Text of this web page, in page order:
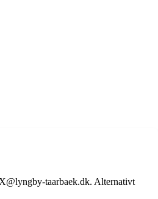
taarbaek.dk. Alternativt